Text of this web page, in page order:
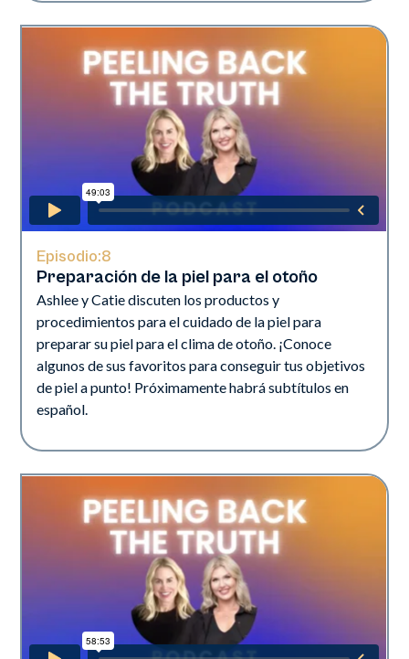
Episodio:8
Preparación de la piel para el otoño
Ashlee y Catie discuten los productos y
procedimientos para el cuidado de la piel para
preparar su piel para el clima de otoño. ¡Conoce
algunos de sus favoritos para conseguir tus objetivos
de piel a punto! Próximamente habrá subtítulos en
español.